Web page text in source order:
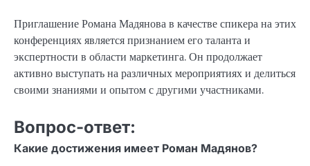
Приглашение Романа Мадянова в качестве спикера на этих
конференциях является признанием его таланта и
экспертности в области маркетинга. Он продолжает
активно выступать на различных мероприятиях и делиться
своими знаниями и опытом с другими участниками.
Вопрос-ответ:
Какие достижения имеет Роман Мадянов?